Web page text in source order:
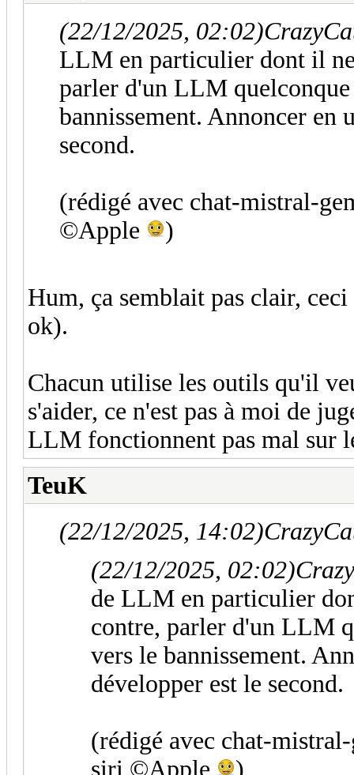
(22/12/2025, 02:02)
LLM en particulier dont il
parler d'un LLM
bannissement. Annoncer en
second.
(rédigé avec chat-mistral-
©Apple
)
Hum, ça semblait pas clair,
ok).
Chacun utilise les outils qu'il
s'aider, ce n'est pas à moi de
LLM fonctionnent pas mal sur
TeuK
(22/12/2025, 14:02)
(22/12/2025, 02:02)
de LLM en particulier
contre, parler d'un LLM
vers le bannissement.
développer est le second.
(rédigé avec chat-
siri ©Apple
)